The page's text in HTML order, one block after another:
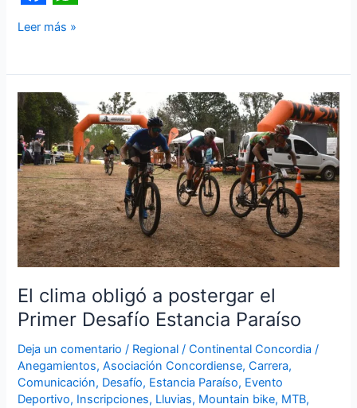
F
a
c
e
b
o
o
k
W
h
a
t
s
A
p
p
Leer más »
El clima obligó a postergar el
Primer Desafío Estancia Paraíso
Deja un comentario / Regional /Continental Concordia/
Anegamientos,Asociación Concordiense,Carrera,
Comunicación, Desafío, Estancia Paraíso, Evento
Deportivo, Inscripciones, Lluvias, Mountain bike, MTB,
El
clima
obligó
a
postergar
el
Primer
Desafío
Estancia